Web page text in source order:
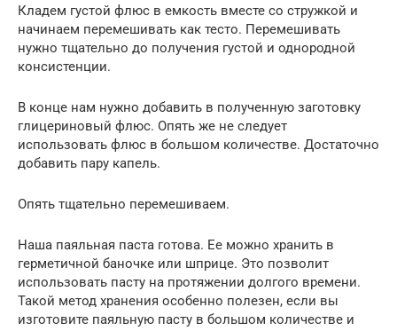
Кладем густой флюс в емкость вместе со стружкой и
начинаем перемешивать как тесто. Перемешивать
нужно тщательно до получения густой и однородной
консистенции.
В конце нам нужно добавить в полученную заготовку
глицериновый флюс. Опять же не следует
использовать флюс в большом количестве. Достаточно
добавить пару капель.
Опять тщательно перемешиваем.
Наша паяльная паста готова. Ее можно хранить в
герметичной баночке или шприце. Это позволит
использовать пасту на протяжении долгого времени.
Такой метод хранения особенно полезен, если вы
изготовите паяльную пасту в большом количестве и